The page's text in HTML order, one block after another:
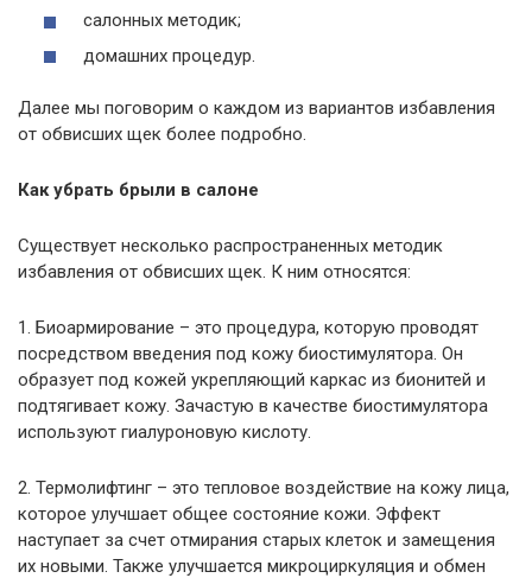
салонных методик;
домашних процедур.
Далее мы поговорим о каждом из вариантов избавления
от обвисших щек более подробно.
Как убрать брыли в салоне
Существует несколько распространенных методик
избавления от обвисших щек. К ним относятся:
1. Биоармирование – это процедура, которую проводят
посредством введения под кожу биостимулятора. Он
образует под кожей укрепляющий каркас из бионитей и
подтягивает кожу. Зачастую в качестве биостимулятора
используют гиалуроновую кислоту.
2. Термолифтинг – это тепловое воздействие на кожу лица,
которое улучшает общее состояние кожи. Эффект
наступает за счет отмирания старых клеток и замещения
их новыми. Также улучшается микроциркуляция и обмен